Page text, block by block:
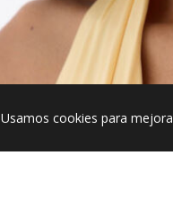
Usamos cookies para